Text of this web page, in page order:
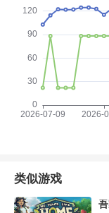
类似游戏